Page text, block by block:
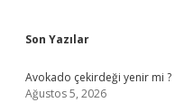
Sidebar
Son Yazılar
Avokado çekirdeği yenir mi ?
Ağustos 5, 2026